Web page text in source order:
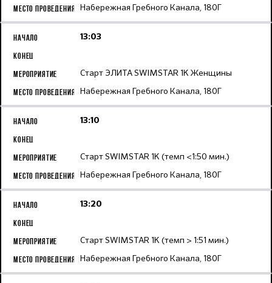
Набережная Гребного Канала, 180Г
13:03
Старт ЭЛИТА SWIMSTAR 1K Женщины
Набережная Гребного Канала, 180Г
13:10
Старт SWIMSTAR 1K (темп <1:50 мин.)
Набережная Гребного Канала, 180Г
13:20
Старт SWIMSTAR 1K (темп > 1:51 мин.)
Набережная Гребного Канала, 180Г